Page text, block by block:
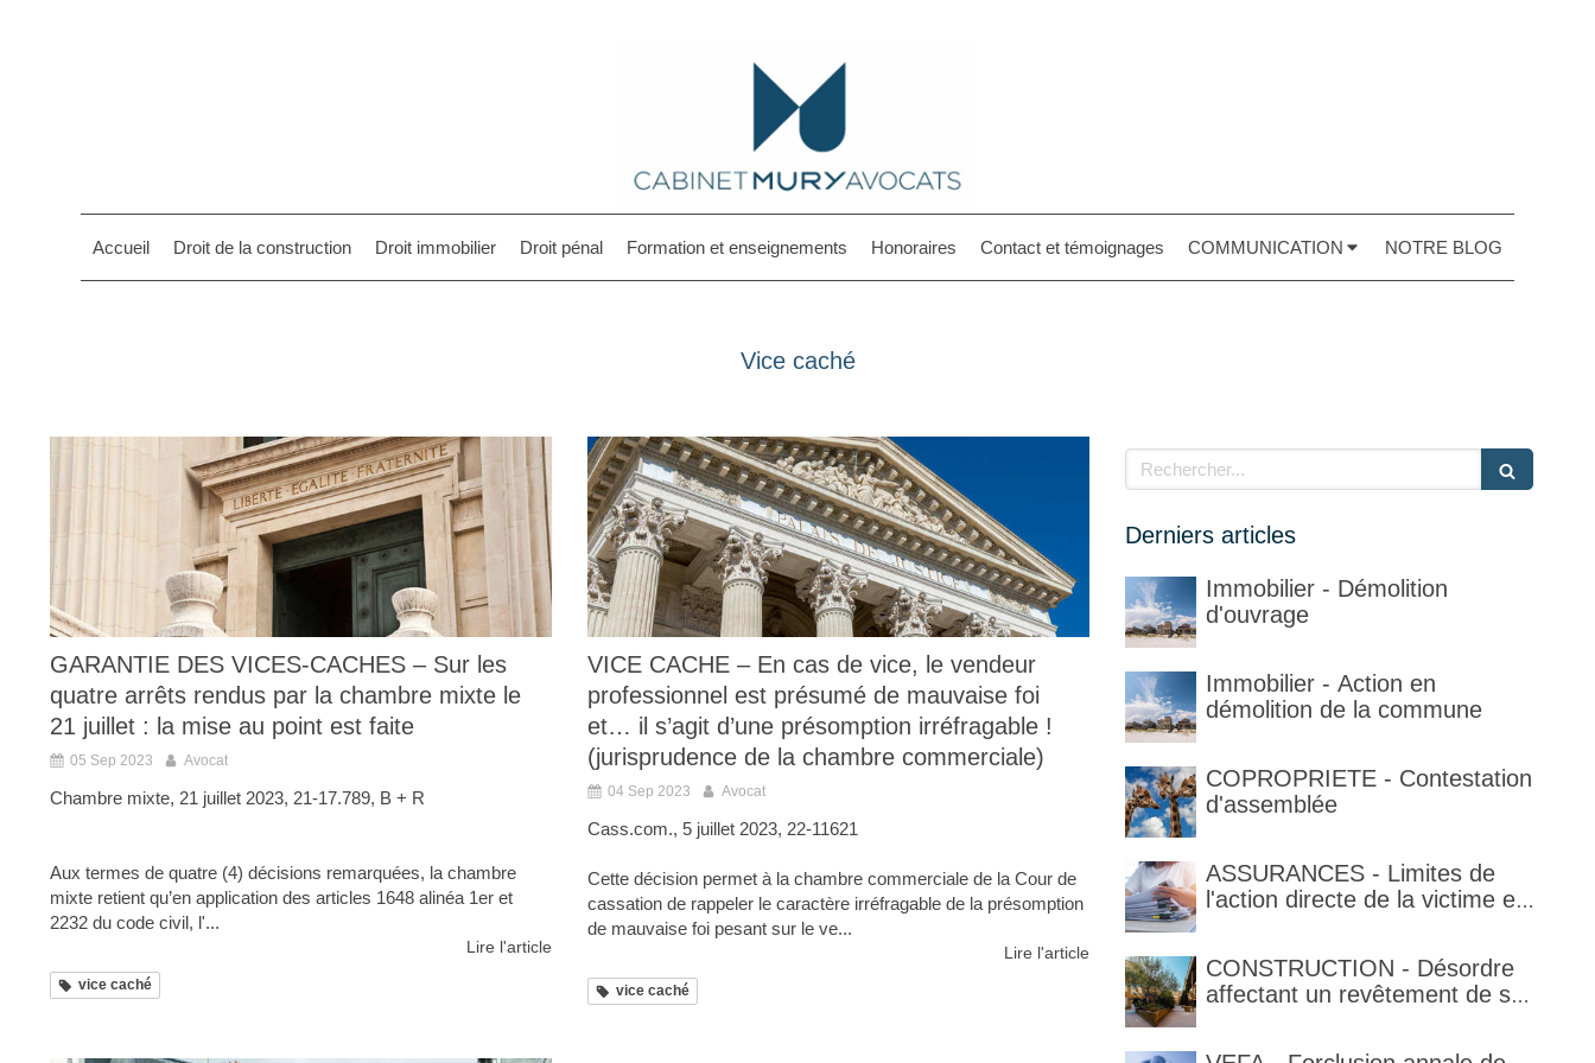
Accueil Droit de la construction Droit immobilier Droit pénal Formation et enseignements Honoraires Contact et témoignages COMMUNICATION NOTRE BLOG
Vice caché
GARANTIE DES VICES-CACHES – Sur les
quatre arrêts rendus par la chambre mixte le
21 juillet : la mise au point est faite
05 Sep 2023 Avocat
Chambre mixte, 21 juillet 2023, 21-17.789, B + R
Aux termes de quatre (4) décisions remarquées, la chambre
mixte retient qu’en application des articles 1648 alinéa 1er et
2232 du code civil, l'...
Lire l'article
vice caché
VICE CACHE – En cas de vice, le vendeur
professionnel est présumé de mauvaise foi
et… il s’agit d’une présomption irréfragable !
(jurisprudence de la chambre commerciale)
04 Sep 2023 Avocat
Cass.com., 5 juillet 2023, 22-11621
Cette décision permet à la chambre commerciale de la Cour de
cassation de rappeler le caractère irréfragable de la présomption
de mauvaise foi pesant sur le ve...
Lire l'article
vice caché
Rechercher
Derniers articles
Immobilier - Démolition
d'ouvrage
Immobilier - Action en
démolition de la commune
COPROPRIETE - Contestation
d'assemblée
ASSURANCES - Limites de
l'action directe de la victime et
de la garantie en condition de
la garantie
CONSTRUCTION - Désordre
affectant un revêtement de sol